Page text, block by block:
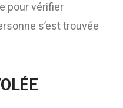
pour vérifier
s’est trouvée